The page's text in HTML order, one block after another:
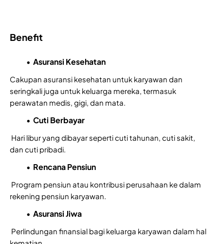
Benefit
Asuransi Kesehatan
Cakupan asuransi kesehatan untuk karyawan dan
seringkali juga untuk keluarga mereka, termasuk
perawatan medis, gigi, dan mata.
Cuti Berbayar
Hari libur yang dibayar seperti cuti tahunan, cuti sakit,
dan cuti pribadi.
Rencana Pensiun
Program pensiun atau kontribusi perusahaan ke dalam
rekening pensiun karyawan.
Asuransi Jiwa
Perlindungan finansial bagi keluarga karyawan dalam hal